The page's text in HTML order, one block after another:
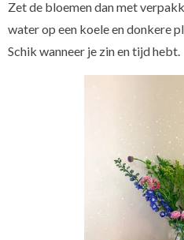
Zet de bloemen dan met
water op een koele en donkere
Schik wanneer je zin en tijd hebt.